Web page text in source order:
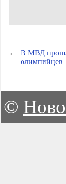
←
В МВД
олимпийцев
©